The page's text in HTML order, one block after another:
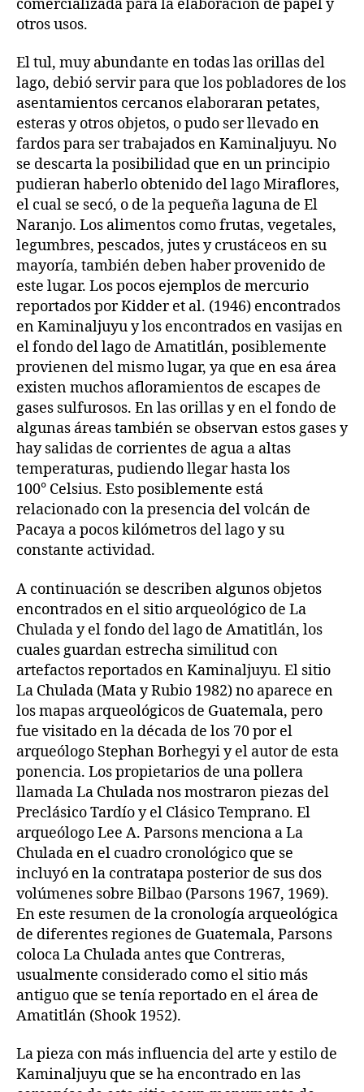
comercializada para la elaboración de papel y
otros usos.
El tul, muy abundante en todas las orillas del
lago, debió servir para que los pobladores de los
asentamientos cercanos elaboraran petates,
esteras y otros objetos, o pudo ser llevado en
fardos para ser trabajados en Kaminaljuyu. No
se descarta la posibilidad que en un principio
pudieran haberlo obtenido del lago Miraflores,
el cual se secó, o de la pequeña laguna de El
Naranjo. Los alimentos como frutas, vegetales,
legumbres, pescados, jutes y crustáceos en su
mayoría, también deben haber provenido de
este lugar. Los pocos ejemplos de mercurio
reportados por Kidder et al. (1946) encontrados
en Kaminaljuyu y los encontrados en vasijas en
el fondo del lago de Amatitlán, posiblemente
provienen del mismo lugar, ya que en esa área
existen muchos afloramientos de escapes de
gases sulfurosos. En las orillas y en el fondo de
algunas áreas también se observan estos gases y
hay salidas de corrientes de agua a altas
temperaturas, pudiendo llegar hasta los
100° Celsius. Esto posiblemente está
relacionado con la presencia del volcán de
Pacaya a pocos kilómetros del lago y su
constante actividad.
A continuación se describen algunos objetos
encontrados en el sitio arqueológico de La
Chulada y el fondo del lago de Amatitlán, los
cuales guardan estrecha similitud con
artefactos reportados en Kaminaljuyu. El sitio
La Chulada (Mata y Rubio 1982) no aparece en
los mapas arqueológicos de Guatemala, pero
fue visitado en la década de los 70 por el
arqueólogo Stephan Borhegyi y el autor de esta
ponencia. Los propietarios de una pollera
llamada La Chulada nos mostraron piezas del
Preclásico Tardío y el Clásico Temprano. El
arqueólogo Lee A. Parsons menciona a La
Chulada en el cuadro cronológico que se
incluyó en la contratapa posterior de sus dos
volúmenes sobre Bilbao (Parsons 1967, 1969).
En este resumen de la cronología arqueológica
de diferentes regiones de Guatemala, Parsons
coloca La Chulada antes que Contreras,
usualmente considerado como el sitio más
antiguo que se tenía reportado en el área de
Amatitlán (Shook 1952).
La pieza con más influencia del arte y estilo de
Kaminaljuyu que se ha encontrado en las